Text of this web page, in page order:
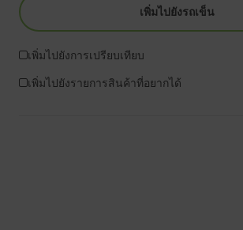
เพิ่มไปยังรถเข็น
เพิ่มไปยังการเปรียบเทียบ
เพิ่มไปยังรายการสินค้าที่อยากได้